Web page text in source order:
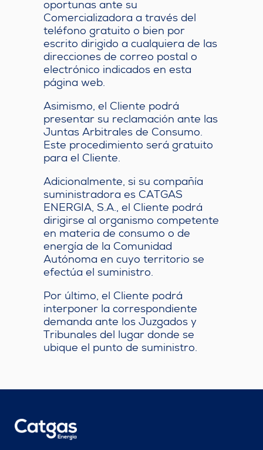
oportunas ante su
Comercializadora a través del
teléfono gratuito o bien por
escrito dirigido a cualquiera de las
direcciones de correo postal o
electrónico indicados en esta
página web.
Asimismo, el Cliente podrá
presentar su reclamación ante las
Juntas Arbitrales de Consumo.
Este procedimiento será gratuito
para el Cliente.
Adicionalmente, si su compañía
suministradora es CATGAS
ENERGIA, S.A., el Cliente podrá
dirigirse al organismo competente
en materia de consumo o de
energía de la Comunidad
Autónoma en cuyo territorio se
efectúa el suministro.
Por último, el Cliente podrá
interponer la correspondiente
demanda ante los Juzgados y
Tribunales del lugar donde se
ubique el punto de suministro.